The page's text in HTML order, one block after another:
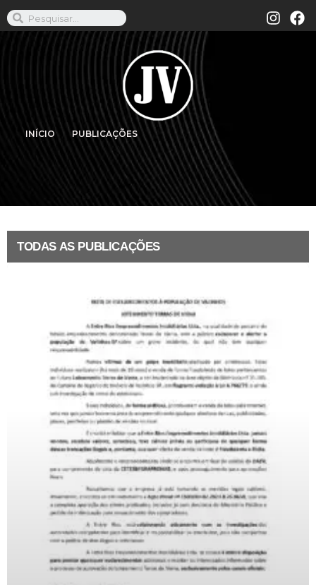
INÍCIO PUBLICAÇÕES
TODAS AS PUBLICAÇÕES